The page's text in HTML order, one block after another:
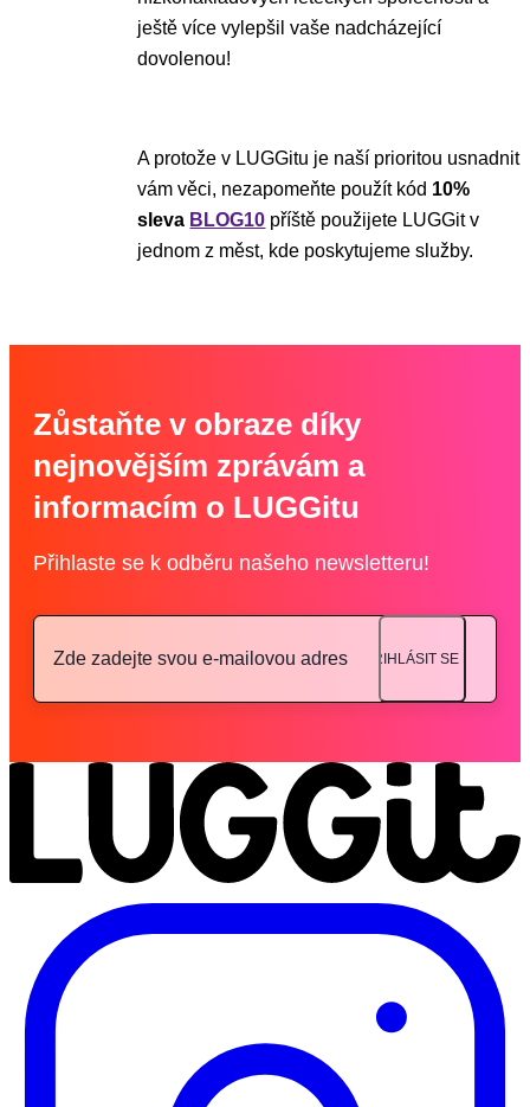
ještě více vylepšil vaše nadcházející
dovolenou!
A protože v LUGGitu je naší prioritou usnadnit
vám věci, nezapomeňte použít kód 10%
sleva BLOG10 příště použijete LUGGit v
jednom z měst, kde poskytujeme služby.
Zůstaňte v obraze díky
nejnovějším zprávám a
informacím o LUGGitu
Přihlaste se k odběru našeho newsletteru!
PŘIHLÁSIT SE NA